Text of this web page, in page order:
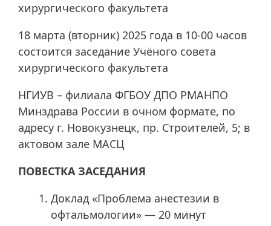
хирургического факультета
18 марта (вторник) 2025 года в 10-00 часов
состоится заседание Учёного совета
хирургического факультета
НГИУВ – филиала ФГБОУ ДПО РМАНПО
Минздрава России в очном формате, по
адресу г. Новокузнецк, пр. Строителей, 5; в
актовом зале МАСЦ
ПОВЕСТКА ЗАСЕДАНИЯ
Доклад «Проблема анестезии в
офтальмологии» — 20 минут